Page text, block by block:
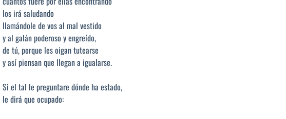
los irá saludando
llamándole de vos al mal vestido
y al galán poderoso y engreído,
de tú, porque les oigan tutearse
y así piensan que llegan a igualarse.
Si el tal le preguntare dónde ha estado,
le dirá que ocupado: